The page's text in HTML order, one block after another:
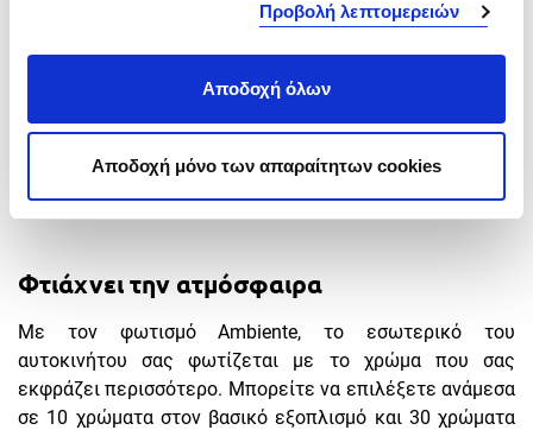
Προβολή λεπτομερειών
Αποδοχή όλων
Αποδοχή μόνο των απαραίτητων cookies
Φτιάχνει την ατμόσφαιρα
Με τον φωτισμό Ambiente, το εσωτερικό του
αυτοκινήτου σας φωτίζεται με το χρώμα που σας
εκφράζει περισσότερο. Μπορείτε να επιλέξετε ανάμεσα
σε 10 χρώματα στον βασικό εξοπλισμό και 30 χρώματα